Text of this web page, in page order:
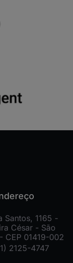
Santos, 1165 -
César - São
CEP 01419-002
2125-4747